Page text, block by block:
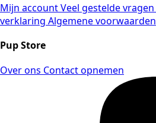
Mijn accountVeel gestelde vragen
verklaring Algemene voorwaarden
Pup Store
Over ons Contact opnemen